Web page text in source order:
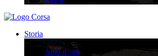
Storia
Storia
Albo d’oro